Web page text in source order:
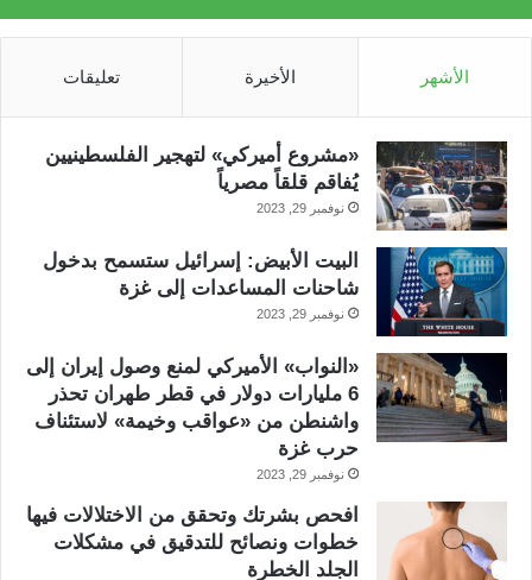
الأشهر الأخيرة تعليقات
«مشروع أميركي» لتهجير الفلسطينيين
يُفاقم قلقاً مصرياً
نوفمبر 29, 2023
البيت الأبيض: إسرائيل ستسمح بدخول
شاحنات المساعدات إلى غزة
نوفمبر 29, 2023
«النواب» الأميركي لمنع وصول إيران إلى
6 مليارات دولار في قطر طهران تحذر
واشنطن من «عواقب وخيمة» لاستئناف
حرب غزة
نوفمبر 29, 2023
افحص بشرتك وتحقق من الاختلالات فيها
خطوات ونصائح للتدقيق في مشكلات
الجلد الخطرة